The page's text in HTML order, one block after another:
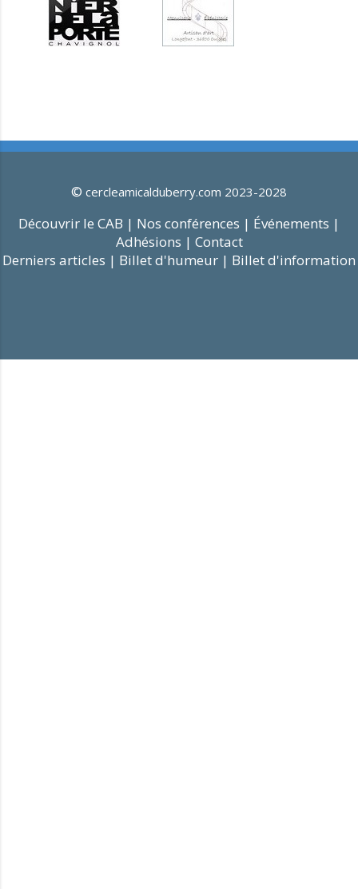
© cercleamicalduberry.com 2023-2028
Découvrir le CAB | Nos conférences | Événements |
Adhésions | Contact
Derniers articles | Billet d'humeur | Billet d'information